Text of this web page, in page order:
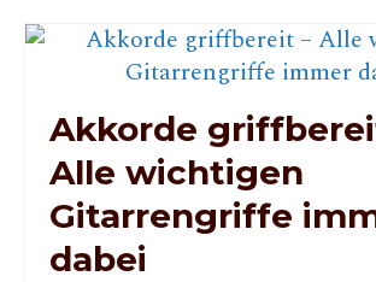
Akkorde
Alle wichtigen
Gitarrengriffe
dabei